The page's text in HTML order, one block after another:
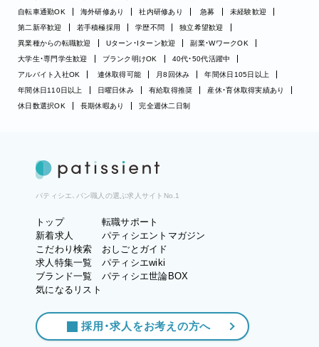
自転車通勤OK
海外研修あり 社内研修あり 急募
未経験歓迎
第二新卒歓迎
若手積極採用 学歴不問
独立希望歓迎
異業種からの転職歓迎
Uターン・Iターン歓迎
副業・WワークOK
大学生・専門学生歓迎
ブランク明けOK
40代・50代活躍中
アルバイト入社OK
連休取得可能 月8回休み
年間休日105日以上
年間休日110日以上
日曜日休み 有給取得推奨
産休・育休取得実績あり
休日数選択OK
長期休暇あり 完全週休二日制
パティシエ、パン職人の選ぶ求人サイトNo.1
トップ
新着求人
こだわり検索
求人特集一覧
ブランド一覧
気になるリスト
転職サポート
パティシエントマガジン
おしごとガイド
パティシエwiki
パティシエ世論BOX
採用・求人をお考えの方へ